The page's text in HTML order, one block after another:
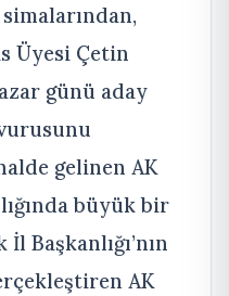
Üyesi Çetin
günü aday
gelinen AK
büyük bir
Başkanlığı’nın
AK